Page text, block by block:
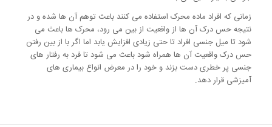
زمانی که افراد ماده محرک استفاده می کنند باعث توهم آن ها شده و در
نتیجه حس درک آن ها از واقعیت از بین می رود، محرک ها باعث می
شود تا میل جنسی افراد تا حتی زیادی افزایش یابد اما اگر با از بین رفتن
حس درک واقعیت آن ها همراه شود باعث می شود تا فرد به رفتار های
جنسی پر خطری دست بزند و خود را در معرض انواع بیماری های
آمیزشی قرار دهد.